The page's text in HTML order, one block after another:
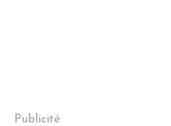
Publicité